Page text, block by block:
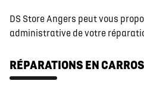
DS Store Angers peut vous
administrative de votre
RÉPARATIONS EN